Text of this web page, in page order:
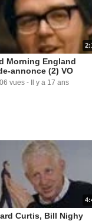
Morning England
annonce (2) VO
vues - Il y a 17 ans
Curtis, Bill Nighy